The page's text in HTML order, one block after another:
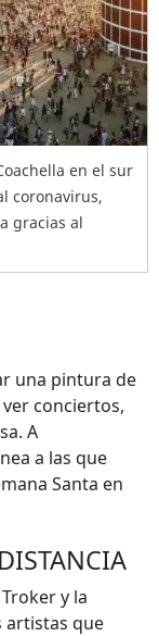
en el sur
coronavirus,
gracias al
una pintura de
conciertos,
A
a las que
Santa en
y la
artistas que